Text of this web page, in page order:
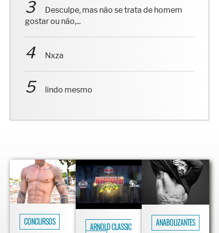
Desculpe, mas não se trata de homem
gostar ou não,...
Nxza
lindo mesmo
CONCURSOS
ARNOLD CLASSIC
ANABOLIZANTES